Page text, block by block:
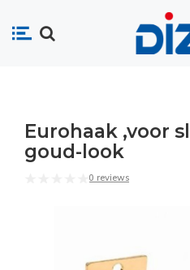
Eurohaak ,voor
goud-look
0 reviews